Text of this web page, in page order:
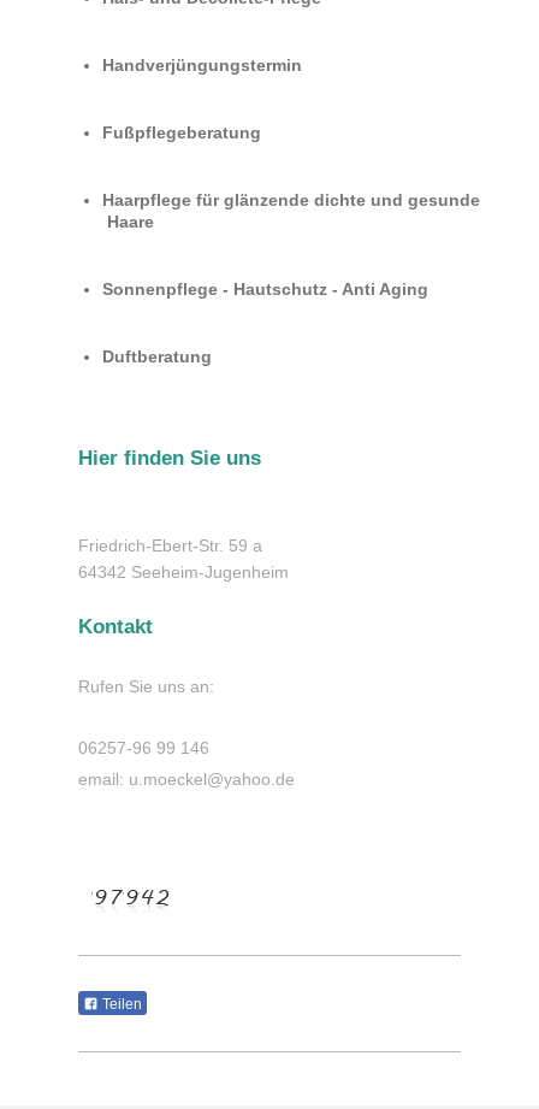
Handverjüngungstermin
Fußpflegeberatung
Haarpflege für glänzende dichte und gesunde
Haare
Sonnenpflege - Hautschutz - Anti Aging
Duftberatung
Hier finden Sie uns
Friedrich-Ebert-Str. 59 a
64342 Seeheim-Jugenheim
Kontakt
Rufen Sie uns an:
06257-96 99 146
email: u.moeckel@yahoo.de
Teilen